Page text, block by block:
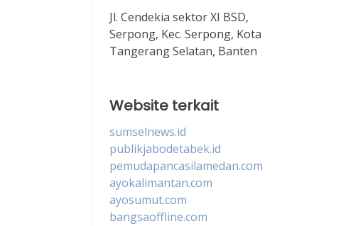
Jl. Cendekia sektor XI BSD,
Serpong, Kec. Serpong, Kota
Tangerang Selatan, Banten
Website terkait
sumselnews.id
publikjabodetabek.id
pemudapancasilamedan.com
ayokalimantan.com
ayosumut.com
bangsaoffline.com